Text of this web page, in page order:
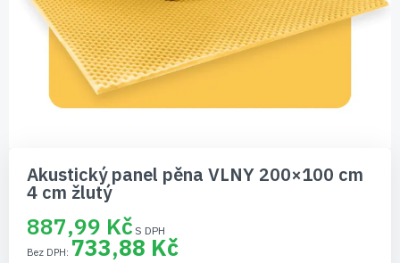
začátek
galerie
obrázky
Akustický panel pěna VLNY 200×100 cm
4 cm žlutý
887,99 Kč
733,88 Kč